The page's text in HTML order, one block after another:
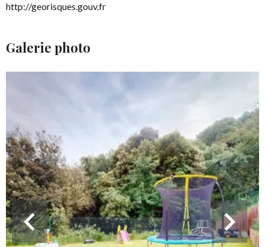
http://georisques.gouv.fr
Galerie photo